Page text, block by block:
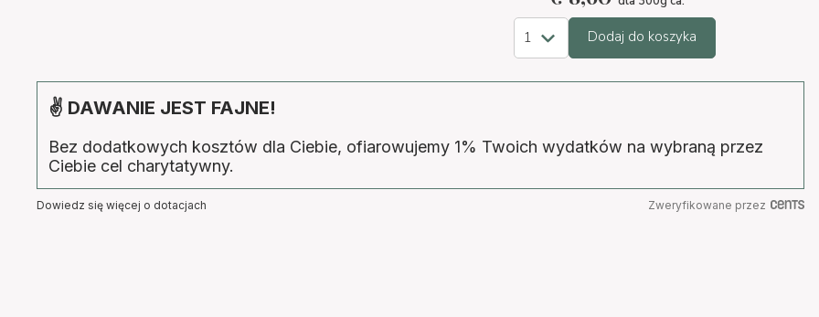
Dodaj do koszyka
✌ DAWANIE JEST FAJNE!
Bez dodatkowych kosztów dla Ciebie, ofiarowujemy 1% Twoich wydatków na wybraną przez
Ciebie cel charytatywny.
Dowiedz się więcej o dotacjach Zweryfikowane przez